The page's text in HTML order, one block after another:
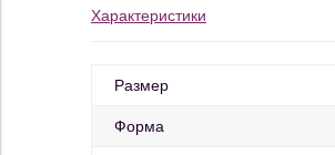
Характеристики
Размер
Форма